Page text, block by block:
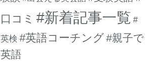
口コミ #新着記事一覧 #
英検 #英語コーチング#親子で
英語